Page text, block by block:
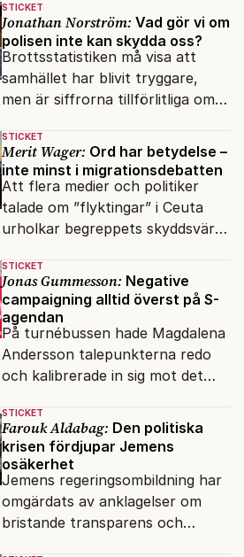
STICKET
Jonathan Norström: Vad gör vi om
polisen inte kan skydda oss?
Brottsstatistiken må visa att
samhället har blivit tryggare,
men är siffrorna tillförlitliga om
anmäla brott?
STICKET
Merit Wager: Ord har betydelse –
inte minst i migrationsdebatten
Att flera medier och politiker
talade om ”flyktingar” i Ceuta
urholkar begreppets skyddsvärde
och förföljelse.
STICKET
Jonas Gummesson: Negative
campaigning alltid överst på S-
agendan
På turnébussen hade Magdalena
Andersson talepunkterna redo
och kalibrerade in sig mot det
robot.
STICKET
Farouk Aldabag: Den politiska
krisen fördjupar Jemens
osäkerhet
Jemens regeringsombildning har
omgärdats av anklagelser om
bristande transparens och